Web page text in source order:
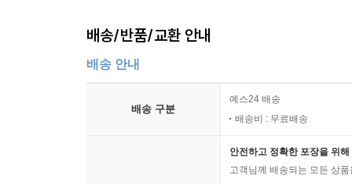
--- p.196
배송/반품/교환 안내
배송 안내
배송 구분
예스24 배송
배송비 : 무료배송
안전하고 정확한 포장을 위
고객님께 배송되는 모든 상